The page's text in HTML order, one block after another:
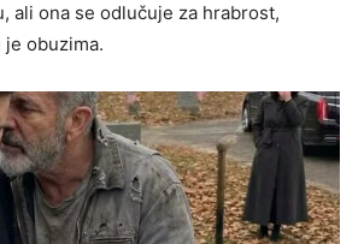
ali ona se odlučuje za hrabrost,
obuzima.